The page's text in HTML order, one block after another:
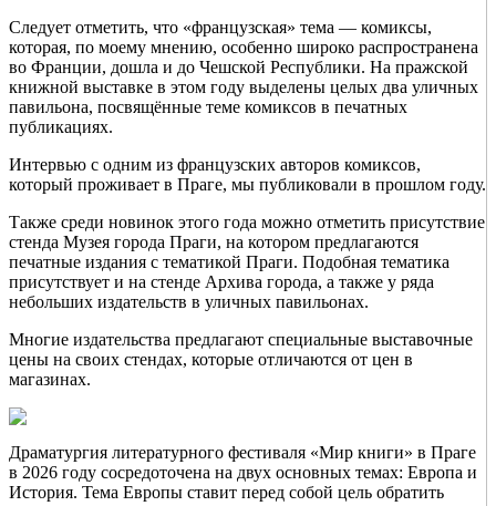
Следует отметить, что «французская» тема — комиксы,
которая, по моему мнению, особенно широко распространена
во Франции, дошла и до Чешской Республики. На пражской
книжной выставке в этом году выделены целых два уличных
павильона, посвящённые теме комиксов в печатных
публикациях.
Интервью с одним из французских авторов комиксов,
который проживает в Праге, мы публиковали в прошлом году.
Также среди новинок этого года можно отметить присутствие
стенда Музея города Праги, на котором предлагаются
печатные издания с тематикой Праги. Подобная тематика
присутствует и на стенде Архива города, а также у ряда
небольших издательств в уличных павильонах.
Многие издательства предлагают специальные выставочные
цены на своих стендах, которые отличаются от цен в
магазинах.
Драматургия литературного фестиваля «Мир книги» в Праге
в 2026 году сосредоточена на двух основных темах: Европа и
История. Тема Европы ставит перед собой цель обратить